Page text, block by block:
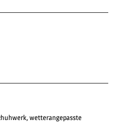
wetterangepasste